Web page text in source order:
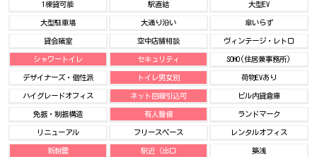
1棟貸可能 駅直結 大型EV
大型駐車場 大通り沿い 傘いらず
貸会議室 空中店舗相談 ヴィンテージ・レトロ
シャワートイレ セキュリティ SOHO(住居兼事務所)
デザイナーズ・個性派 トイレ男女別 荷物EVあり
ハイグレードオフィス ネット回線引込可 ビル内貸倉庫
免振・制振構造 有人警備 ランドマーク
リニューアル フリースペース レンタルオフィス
新耐震 駅近（出口 築浅